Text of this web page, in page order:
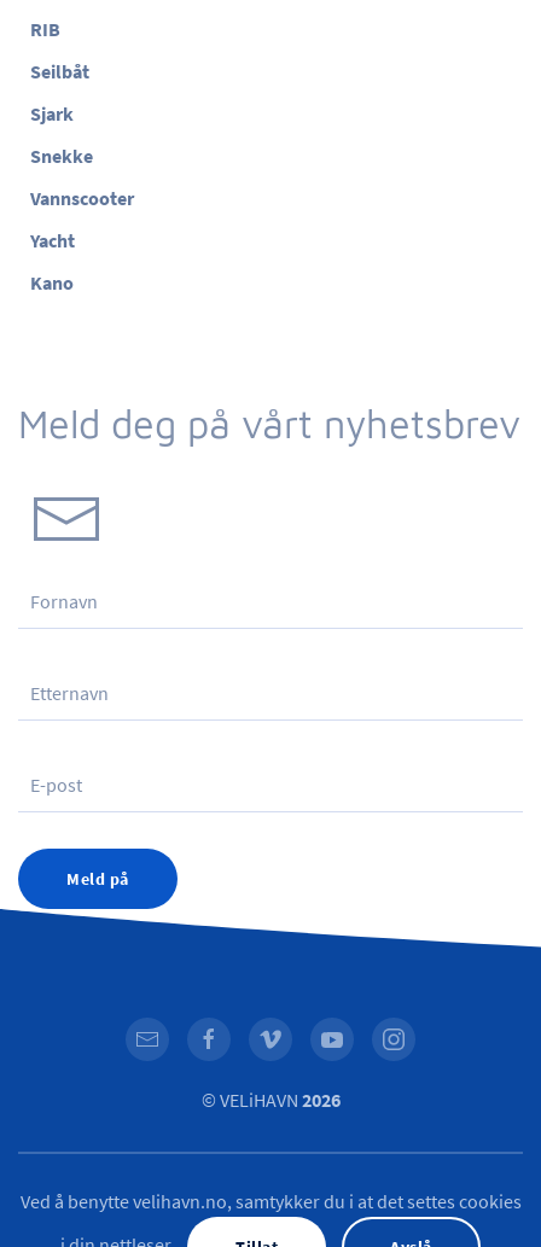
RIB
Seilbåt
Sjark
Snekke
Vannscooter
Yacht
Kano
Meld deg på vårt nyhetsbrev
Meld på
© VELiHAVN 2026
Ved å benytte velihavn.no, samtykker du i at det settes cookies